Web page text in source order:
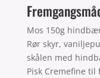
Mos 150g
Rør skyr,
skålen med
Pisk Cremefine til